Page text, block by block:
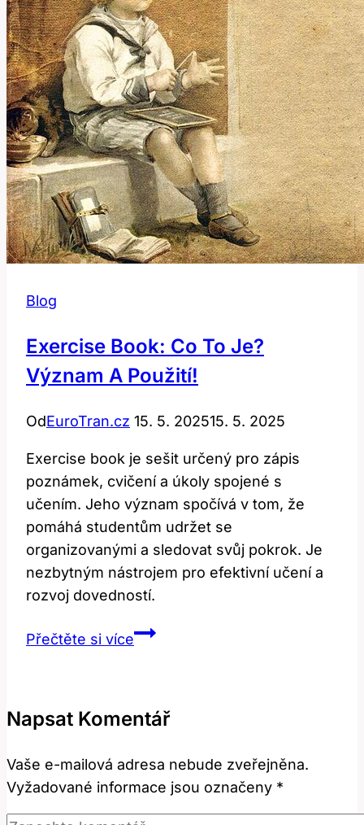
Blog
Exercise Book: Co To Je?
Význam A Použití!
OdEuroTran.cz 15. 5. 202515. 5. 2025
Exercise book je sešit určený pro zápis
poznámek, cvičení a úkoly spojené s
učením. Jeho význam spočívá v tom, že
pomáhá studentům udržet se
organizovanými a sledovat svůj pokrok. Je
nezbytným nástrojem pro efektivní učení a
rozvoj dovedností.
Přečtěte si víceExercise
je?
a
použití!
Napsat Komentář
Vaše e-mailová adresa nebude zveřejněna.
Vyžadované informace jsou označeny *